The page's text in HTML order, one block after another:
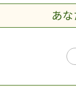
あ